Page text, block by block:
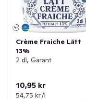
Crème Fraiche Lätt
13%
2 dl, Garant
10,95 kr
54,75 kr /l